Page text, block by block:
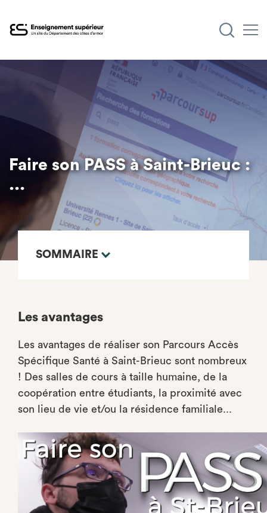
Faire son PASS à Saint-Brieuc :
...
SOMMAIRE
Les avantages
Les avantages de réaliser son Parcours Accès
Spécifique Santé à Saint-Brieuc sont nombreux
! Des salles de cours à taille humaine, de la
coopération entre étudiants, la proximité avec
son lieu de vie et/ou la résidence familiale...